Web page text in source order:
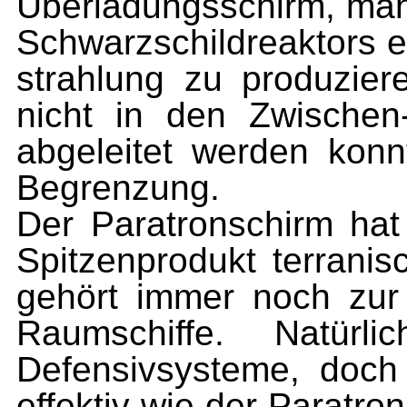
Schwarzschild­reaktors
strahlung zu
nicht in den
abgeleitet werden
Begrenzung.
Der Paratronschirm
Spitzenprodukt
gehört immer noch
Raumschiffe.
Defensivsysteme,